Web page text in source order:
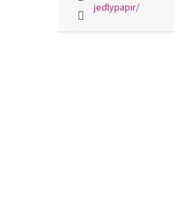
jedlypapir/